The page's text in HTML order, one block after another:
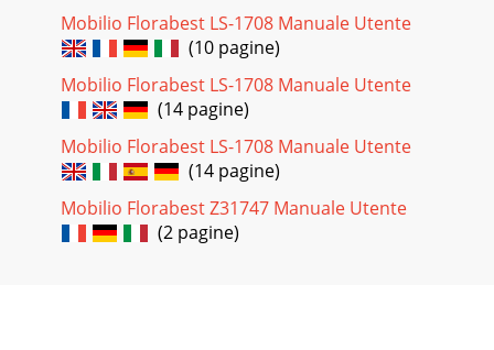
Mobilio Florabest LS-1708 Manuale Utente
(10 pagine)
Mobilio Florabest LS-1708 Manuale Utente
(14 pagine)
Mobilio Florabest LS-1708 Manuale Utente
(14 pagine)
Mobilio Florabest Z31747 Manuale Utente
(2 pagine)